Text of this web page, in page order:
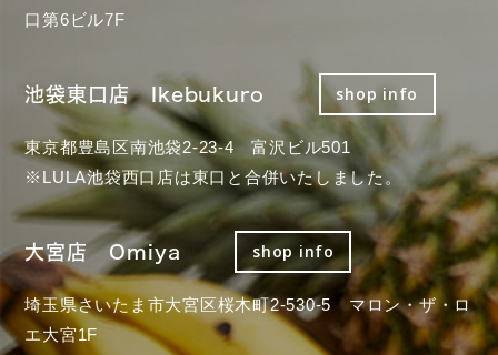
口第6ビル7F
池袋東口店 Ikebukuro shop info
東京都豊島区南池袋2-23-4 富沢ビル501
※LULA池袋西口店は東口と合併いたしました。
大宮店 Omiya shop info
埼玉県さいたま市大宮区桜木町2-530-5 マロン・ザ・ロ
エ大宮1F